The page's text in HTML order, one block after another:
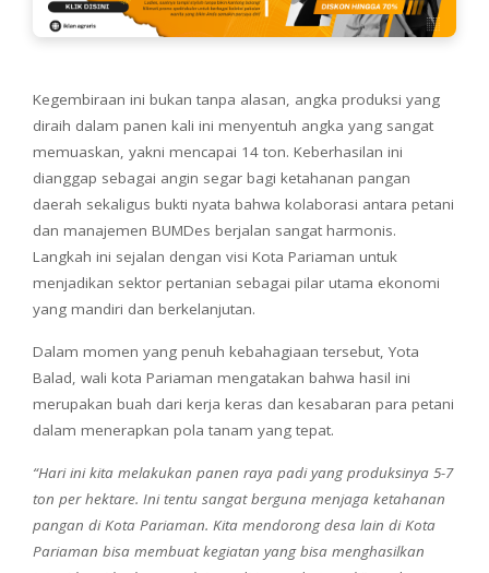
Kegembiraan ini bukan tanpa alasan, angka produksi yang
diraih dalam panen kali ini menyentuh angka yang sangat
memuaskan, yakni mencapai 14 ton. Keberhasilan ini
dianggap sebagai angin segar bagi ketahanan pangan
daerah sekaligus bukti nyata bahwa kolaborasi antara petani
dan manajemen BUMDes berjalan sangat harmonis.
Langkah ini sejalan dengan visi Kota Pariaman untuk
menjadikan sektor pertanian sebagai pilar utama ekonomi
yang mandiri dan berkelanjutan.
Dalam momen yang penuh kebahagiaan tersebut, Yota
Balad, wali kota Pariaman mengatakan bahwa hasil ini
merupakan buah dari kerja keras dan kesabaran para petani
dalam menerapkan pola tanam yang tepat.
“Hari ini kita melakukan panen raya padi yang produksinya 5-7
ton per hektare. Ini tentu sangat berguna menjaga ketahanan
pangan di Kota Pariaman. Kita mendorong desa lain di Kota
Pariaman bisa membuat kegiatan yang bisa menghasilkan